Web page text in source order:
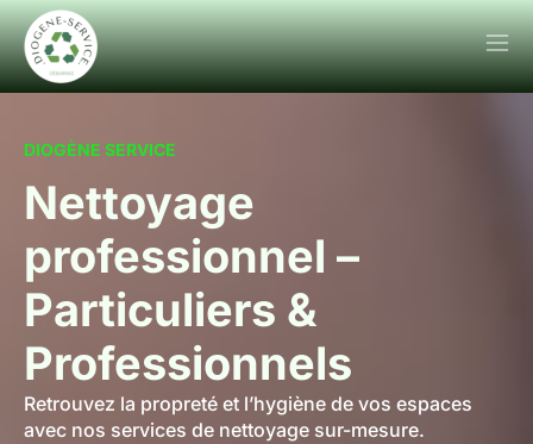
DIOGÈNE SERVICE
Nettoyage
professionnel –
Particuliers &
Professionnels
Retrouvez la propreté et l’hygiène de vos espaces
avec nos services de nettoyage sur-mesure.